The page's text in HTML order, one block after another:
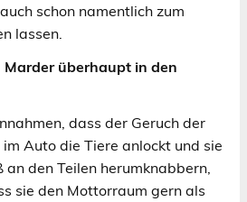
schon namentlich zum
lassen.
überhaupt in den
dass der Geruch der
Auto die Tiere anlockt und sie
den Teilen herumknabbern,
sie den Mottorraum gern als